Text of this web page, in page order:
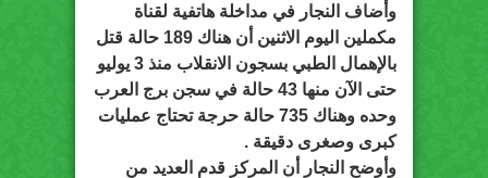
وأضاف النجار في مداخلة هاتفية لقناة
مكملين اليوم الاثنين أن هناك 189 حالة قتل
بالإهمال الطبي بسجون الانقلاب منذ 3 يوليو
حتى الآن منها 43 حالة في سجن برج العرب
وحده وهناك 735 حالة حرجة تحتاج عمليات
كبرى وصغرى دقيقة .
وأوضح النجار أن المركز قدم العديد من